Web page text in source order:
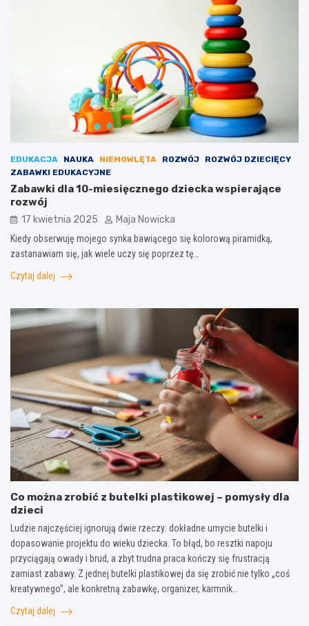
EDUKACJA NAUKA NIEMOWLĘTA ROZWÓJ
ROZWÓJ DZIECIĘCY
ZABAWKI EDUKACYJNE
Zabawki dla 10-miesięcznego dziecka wspierające
rozwój
17 kwietnia 2025 Maja Nowicka
Kiedy obserwuję mojego synka bawiącego się kolorową piramidką,
zastanawiam się, jak wiele uczy się poprzez tę…
Czytaj dalej
Co można zrobić z butelki plastikowej – pomysły dla
dzieci
Ludzie najczęściej ignorują dwie rzeczy: dokładne umycie butelki i
dopasowanie projektu do wieku dziecka. To błąd, bo resztki napoju
przyciągają owady i brud, a zbyt trudna praca kończy się frustracją
zamiast zabawy. Z jednej butelki plastikowej da się zrobić nie tylko „coś
kreatywnego”, ale konkretną zabawkę, organizer, karmnik…
Czytaj dalej